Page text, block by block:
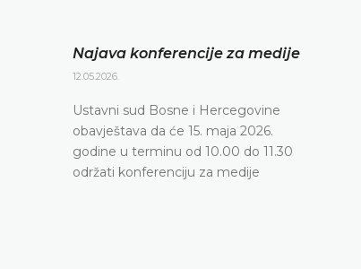
Najava konferencije za medije
12.05.2026.
Ustavni sud Bosne i Hercegovine
obavještava da će 15. maja 2026.
godine u terminu od 10.00 do 11.30
održati konferenciju za medije